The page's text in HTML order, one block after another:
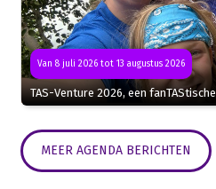
Van 8 juli 2026 tot 13 augustus 2026
TAS-Venture 2026, een
MEER AGENDA BERICHTEN